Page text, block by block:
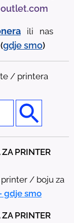
ili nas
(gdjesmo)
/ printera
PRINTER
/ boju za
gdje smo
PRINTER